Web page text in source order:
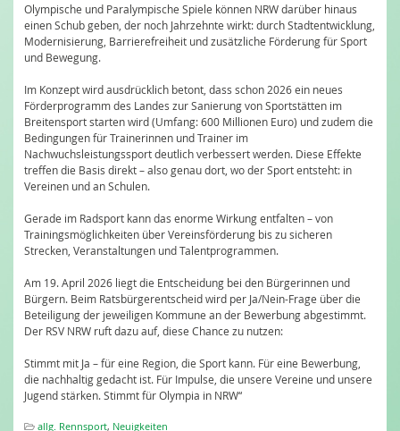
Olympische und Paralympische Spiele können NRW darüber hinaus
einen Schub geben, der noch Jahrzehnte wirkt: durch Stadtentwicklung,
Modernisierung, Barrierefreiheit und zusätzliche Förderung für Sport
und Bewegung.
Im Konzept wird ausdrücklich betont, dass schon 2026 ein neues
Förderprogramm des Landes zur Sanierung von Sportstätten im
Breitensport starten wird (Umfang: 600 Millionen Euro) und zudem die
Bedingungen für Trainerinnen und Trainer im
Nachwuchsleistungssport deutlich verbessert werden. Diese Effekte
treffen die Basis direkt – also genau dort, wo der Sport entsteht: in
Vereinen und an Schulen.
Gerade im Radsport kann das enorme Wirkung entfalten – von
Trainingsmöglichkeiten über Vereinsförderung bis zu sicheren
Strecken, Veranstaltungen und Talentprogrammen.
Am 19. April 2026 liegt die Entscheidung bei den Bürgerinnen und
Bürgern. Beim Ratsbürgerentscheid wird per Ja/Nein-Frage über die
Beteiligung der jeweiligen Kommune an der Bewerbung abgestimmt.
Der RSV NRW ruft dazu auf, diese Chance zu nutzen:
Stimmt mit Ja – für eine Region, die Sport kann. Für eine Bewerbung,
die nachhaltig gedacht ist. Für Impulse, die unsere Vereine und unsere
Jugend stärken. Stimmt für Olympia in NRW“
allg. Rennsport, Neuigkeiten